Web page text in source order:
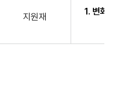
지원재 1. 변화